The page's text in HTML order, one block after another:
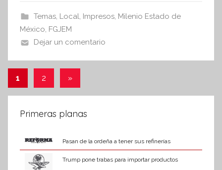
I
a
b
o
o
k
A
p
Temas, Local, Impresos, Milenio Estado de
México, FGJEM
Dejar un comentario
Paginación
de
entradas
1 2
Entradas
»
Primeras planas
Pasan de la ordeña a tener sus refinerías
Trump pone trabas para importar productos